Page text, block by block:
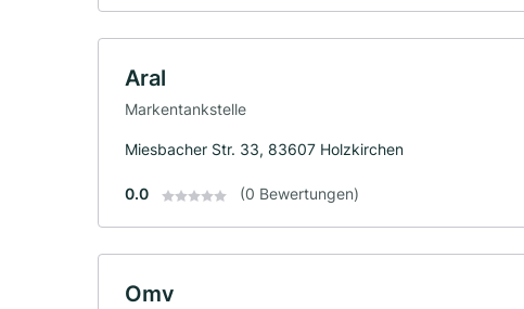
Aral
Markentankstelle
Miesbacher Str. 33, 83607 Holzkirchen
0.0 (0 Bewertungen)
Omv